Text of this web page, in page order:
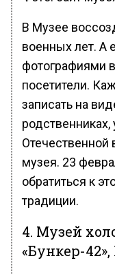
В Музее
военных лет. А
фотографиями
посетители.
записать на
Отечественной
музея. 23
обратиться к
традиции.
4. Музей
«Бункер-